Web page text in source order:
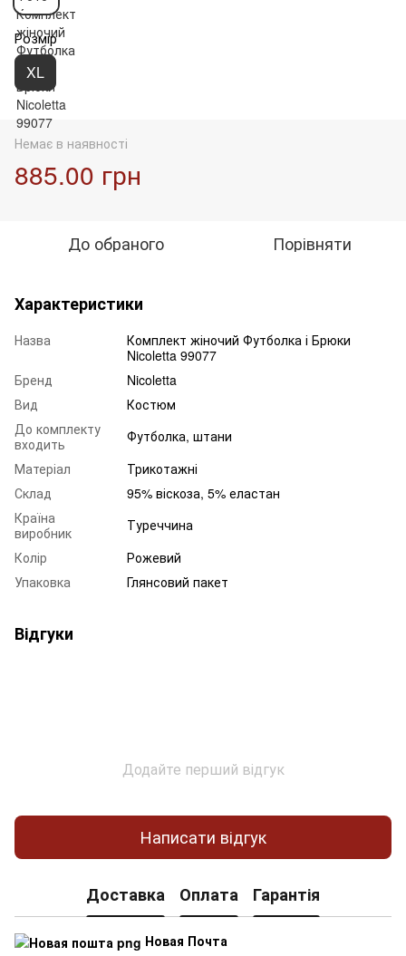
Розмір
XL
Немає в наявності
885.00 грн
До обраного Порівняти
Характеристики
Назва
Комплект жіночий Футболка і Брюки
Nicoletta 99077
Бренд
Nicoletta
Вид
Костюм
До комплекту
входить
Футболка, штани
Матеріал
Трикотажні
Склад
95% віскоза, 5% еластан
Країна
виробник
Туреччина
Колір
Рожевий
Упаковка
Глянсовий пакет
Відгуки
Додайте перший відгук
Написати відгук
Доставка Оплата Гарантія
Новая Почта